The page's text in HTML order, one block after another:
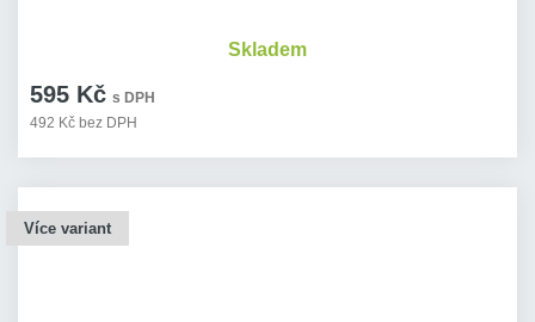
595 Kč s DPH
492 Kč bez DPH
Skladem
Více variant